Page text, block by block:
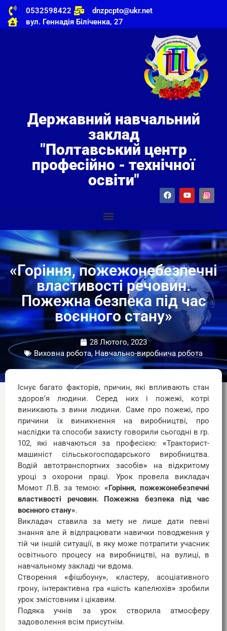
0532598422
dnzpcpto@ukr.net
вул. Геннадія Біліченка, 27
Державний навчальний
заклад
"Полтавський центр
професійно - технічної
освіти"
«Горіння, пожежонебезпечні
властивості речовин.
Пожежна безпека під час
воєнного стану»
28 Лютого, 2023
Виховна робота, Навчально-виробнича робота
Існує багато факторів, причин, які впливають стан
здоров’я людини. Серед них і пожежі, котрі
виникають з вини людини. Саме про пожежі, про
причини їх виникнення на виробництві, про
наслідки та способи захисту говорили сьогодні в гр.
102, які навчаються за професією: «Тракторист-
машиніст сільськогосподарського виробництва.
Водій автотранспортних засобів» на відкритому
уроці з охорони праці. Урок провела викладач
Момот Л.В. за темою: «Горіння, пожежонебезпечні
властивості речовин. Пожежна безпека під час
воєнного стану».
Викладач ставила за мету не лише дати певні
знання але й відпрацювати навички поводження у
тій чи іншій ситуації, в яку може потрапити учасник
освітнього процесу на виробництві, на вулиці, в
навчальному закладі чи вдома.
Створення«фішбоуну», кластеру, асоціативного
грону, інтерактивна гра«шість капелюхів» зробили
урок змістовним і цікавим.
Подяка учнів за урок створила атмосферу
задоволення всім присутнім.